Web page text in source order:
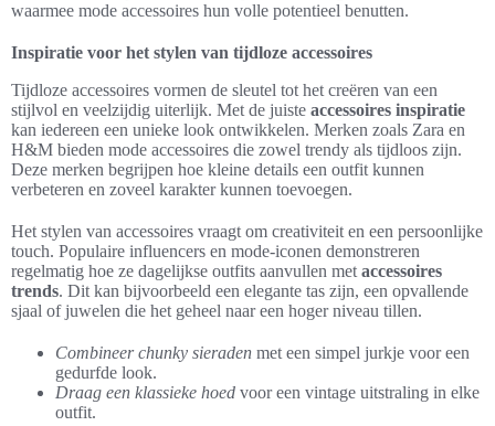
waarmee mode accessoires hun volle potentieel benutten.
Inspiratie voor het stylen van tijdloze accessoires
Tijdloze accessoires vormen de sleutel tot het creëren van een
stijlvol en veelzijdig uiterlijk. Met de juiste accessoires inspiratie
kan iedereen een unieke look ontwikkelen. Merken zoals Zara en
H&M bieden mode accessoires die zowel trendy als tijdloos zijn.
Deze merken begrijpen hoe kleine details een outfit kunnen
verbeteren en zoveel karakter kunnen toevoegen.
Het stylen van accessoires vraagt om creativiteit en een persoonlijke
touch. Populaire influencers en mode-iconen demonstreren
regelmatig hoe ze dagelijkse outfits aanvullen met accessoires
trends. Dit kan bijvoorbeeld een elegante tas zijn, een opvallende
sjaal of juwelen die het geheel naar een hoger niveau tillen.
Combineer chunky sieraden met een simpel jurkje voor een
gedurfde look.
Draag een klassieke hoed voor een vintage uitstraling in elke
outfit.